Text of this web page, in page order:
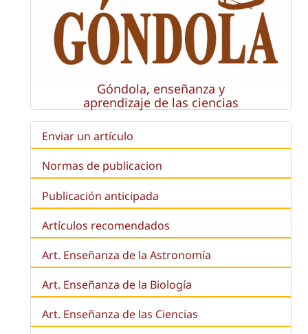
Góndola, enseñanza y
aprendizaje de las ciencias
Enviar un artículo
Normas de publicacion
Publicación anticipada
Artículos recomendados
Art. Enseñanza de la Astronomía
Art. Enseñanza de la Biología
Art. Enseñanza de las Ciencias